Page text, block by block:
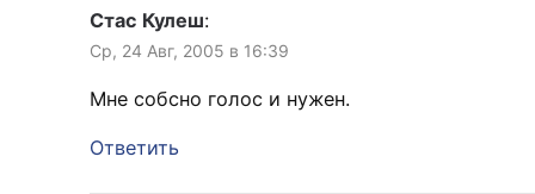
Стас Кулеш:
Ср, 24 Авг, 2005 в 16:39
Мне собсно голос и нужен.
Ответить